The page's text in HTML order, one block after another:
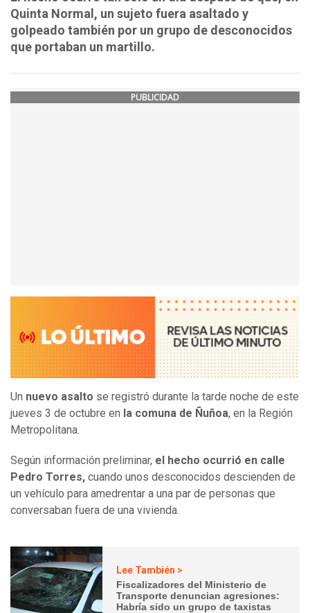
Quinta Normal, un sujeto fuera asaltado y
golpeado también por un grupo de desconocidos
que portaban un martillo.
PUBLICIDAD
Un nuevo asalto se registró durante la tarde noche de este
jueves 3 de octubre en la comuna de Ñuñoa, en la Región
Metropolitana.
Según información preliminar, el hecho ocurrió en calle
Pedro Torres, cuando unos desconocidos descienden de
un vehículo para amedrentar a una par de personas que
conversaban fuera de una vivienda.
Lee También >
Fiscalizadores del Ministerio de
Transporte denuncian agresiones:
Habría sido un grupo de taxistas